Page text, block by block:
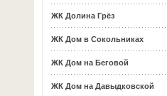
ЖК Долина Грёз
ЖК Дом в Сокольниках
ЖК Дом на Беговой
ЖК Дом на Давыдковской